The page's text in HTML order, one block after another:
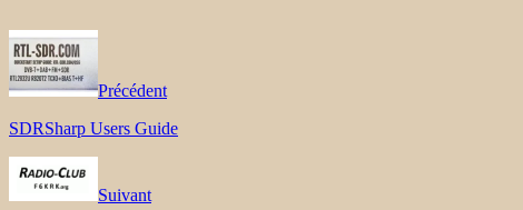
Précédent
SDRSharp Users Guide
Suivant